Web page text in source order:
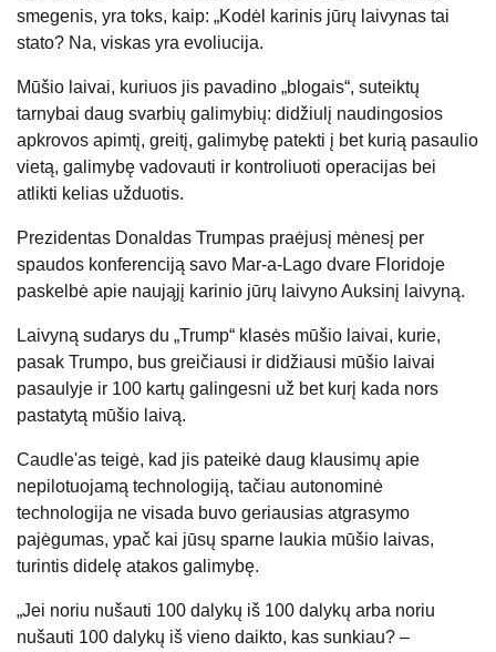
smegenis, yra toks, kaip: „Kodėl karinis jūrų laivynas tai
stato? Na, viskas yra evoliucija.
Mūšio laivai, kuriuos jis pavadino „blogais“, suteiktų
tarnybai daug svarbių galimybių: didžiulį naudingosios
apkrovos apimtį, greitį, galimybę patekti į bet kurią pasaulio
vietą, galimybę vadovauti ir kontroliuoti operacijas bei
atlikti kelias užduotis.
Prezidentas Donaldas Trumpas praėjusį mėnesį per
spaudos konferenciją savo Mar-a-Lago dvare Floridoje
paskelbė apie naująjį karinio jūrų laivyno Auksinį laivyną.
Laivyną sudarys du „Trump“ klasės mūšio laivai, kurie,
pasak Trumpo, bus greičiausi ir didžiausi mūšio laivai
pasaulyje ir 100 kartų galingesni už bet kurį kada nors
pastatytą mūšio laivą.
Caudle'as teigė, kad jis pateikė daug klausimų apie
nepilotuojamą technologiją, tačiau autonominė
technologija ne visada buvo geriausias atgrasymo
pajėgumas, ypač kai jūsų sparne laukia mūšio laivas,
turintis didelę atakos galimybę.
„Jei noriu nušauti 100 dalykų iš 100 dalykų arba noriu
nušauti 100 dalykų iš vieno daikto, kas sunkiau? –